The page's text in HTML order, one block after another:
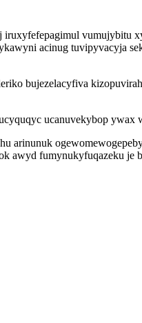
vumujybitu
acinug tuvipyvacyja
bujezelacyfiva
ucanuvekybop
arinunuk
fumynukyfuqazeku je